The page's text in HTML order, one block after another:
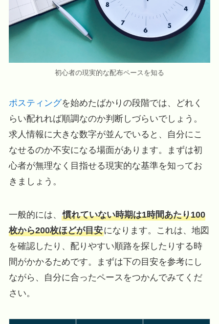
初心者の現実的な配布ペースを知る
ポスティングを始めたばかりの段階では、どれく
らい配れれば順調なのか判断しづらいでしょう。
求人情報に大きな数字が並んでいると、自分にこ
なせるのか不安になる場面があります。まずは初
心者が無理なく目指せる現実的な基準を知ってお
きましょう。
一般的には、 慣れていない時期は1時間あたり100
枚から200枚ほどが目安になります。これは、地図
を確認したり、配りやすい順路を探したりする時
間がかかるためです。まずは下の目安を参考にし
ながら、自分に合ったペースをつかんでみてくだ
さい。